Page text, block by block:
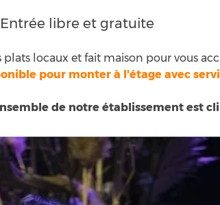
Entrée libre et gratuite
locaux et fait maison pour vous
pour monter à l'étage avec
de notre établissement est